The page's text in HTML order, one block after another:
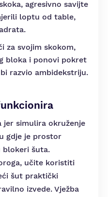
agresivno savijte
loptu od table,
za svojim skokom,
bloka i ponovi pokret
razvio ambidekstriju.
jer simulira okruženje
gdje je prostor
blokeri šuta.
učite koristiti
šut praktički
izvede. Vježba